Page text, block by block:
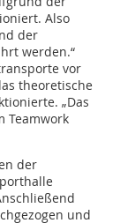
Also
der
werden.“
vor
theoretische
„Das
Teamwork
der
und